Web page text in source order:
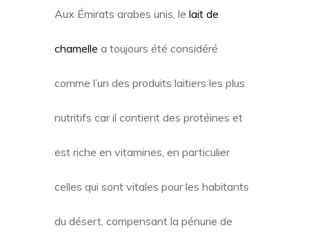
Aux Émirats arabes unis, le lait de
chamelle a toujours été considéré
comme l’un des produits laitiers les plus
nutritifs car il contient des protéines et
est riche en vitamines, en particulier
celles qui sont vitales pour les habitants
du désert, compensant la pénurie de